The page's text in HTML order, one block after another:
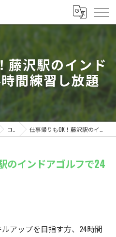
藤沢駅のインド
間練習し放題
コラム 仕事帰りもOK！藤沢駅のインドアゴルフで24時間練習し放題
のインドアゴルフで24
アップを目指す方、24時間